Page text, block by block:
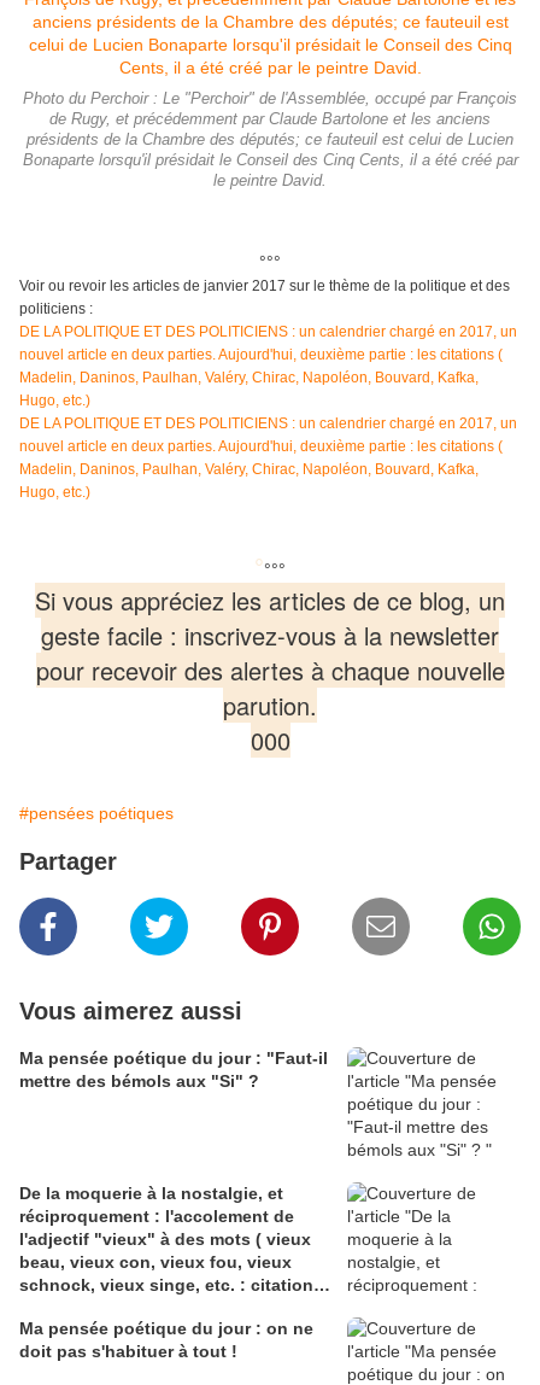
Photo du Perchoir : Le "Perchoir" de l'Assemblée, occupé par François
de Rugy, et précédemment par Claude Bartolone et les anciens
présidents de la Chambre des députés; ce fauteuil est celui de Lucien
Bonaparte lorsqu'il présidait le Conseil des Cinq Cents, il a été créé par
le peintre David.
°°°
Voir ou revoir les articles de janvier 2017 sur le thème de la politique et des
politiciens :
DE LA POLITIQUE ET DES POLITICIENS : un calendrier chargé en 2017, un
nouvel article en deux parties. Aujourd'hui, deuxième partie : les citations (
Madelin, Daninos, Paulhan, Valéry, Chirac, Napoléon, Bouvard, Kafka,
Hugo, etc.)
DE LA POLITIQUE ET DES POLITICIENS : un calendrier chargé en 2017, un
nouvel article en deux parties. Aujourd'hui, deuxième partie : les citations (
Madelin, Daninos, Paulhan, Valéry, Chirac, Napoléon, Bouvard, Kafka,
Hugo, etc.)
°°°°
Si vous appréciez les articles de ce blog, un
geste facile : inscrivez-vous à la newsletter
pour recevoir des alertes à chaque nouvelle
parution.
000
#pensées poétiques
Partager
Vous aimerez aussi
Ma pensée poétique du jour : "Faut-il
mettre des bémols aux "Si" ?
De la moquerie à la nostalgie, et
réciproquement : l'accolement de
l'adjectif "vieux" à des mots ( vieux
beau, vieux con, vieux fou, vieux
schnock, vieux singe, etc. : citations,
Ma pensée poétique du jour : on ne
doit pas s'habituer à tout !